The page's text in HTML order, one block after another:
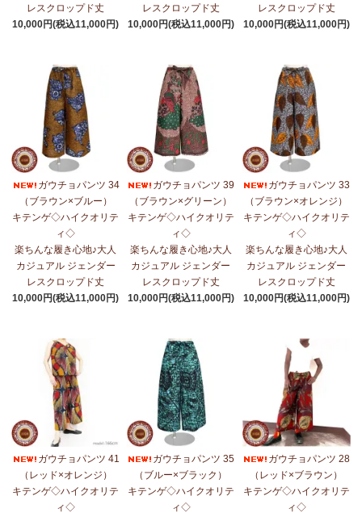
レスクロップド丈
10,000円(税込11,000円)
レスクロップド丈
10,000円(税込11,000円)
レスクロップド丈
10,000円(税込11,000円)
ガウチョパンツ 34
（ブラウン×ブルー）
キテンゲ◇ハイクオリテ
ィ◇
楽ちんな履き心地♪大人
カジュアル ジェンダー
レスクロップド丈
10,000円(税込11,000円)
ガウチョパンツ 39
（ブラウン×グリーン）
キテンゲ◇ハイクオリテ
ィ◇
楽ちんな履き心地♪大人
カジュアル ジェンダー
レスクロップド丈
10,000円(税込11,000円)
ガウチョパンツ 33
（ブラウン×オレンジ）
キテンゲ◇ハイクオリテ
ィ◇
楽ちんな履き心地♪大人
カジュアル ジェンダー
レスクロップド丈
10,000円(税込11,000円)
ガウチョパンツ 41
（レッド×オレンジ）
キテンゲ◇ハイクオリテ
ィ◇
ガウチョパンツ 35
（ブルー×ブラック）
キテンゲ◇ハイクオリテ
ィ◇
ガウチョパンツ 28
（レッド×ブラウン）
キテンゲ◇ハイクオリテ
ィ◇